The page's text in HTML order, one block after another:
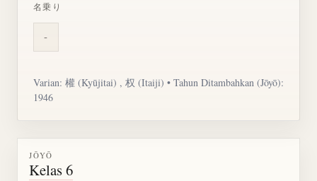
名乗り
-
Varian: 權 (Kyūjitai) , 权 (Itaiji) • Tahun Ditambahkan (Jōyō):
1946
JŌYŌ
Kelas 6